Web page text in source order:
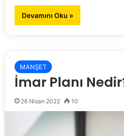
Devamını Oku »
MANŞET
İmar Planı
26 Nisan 2022 10